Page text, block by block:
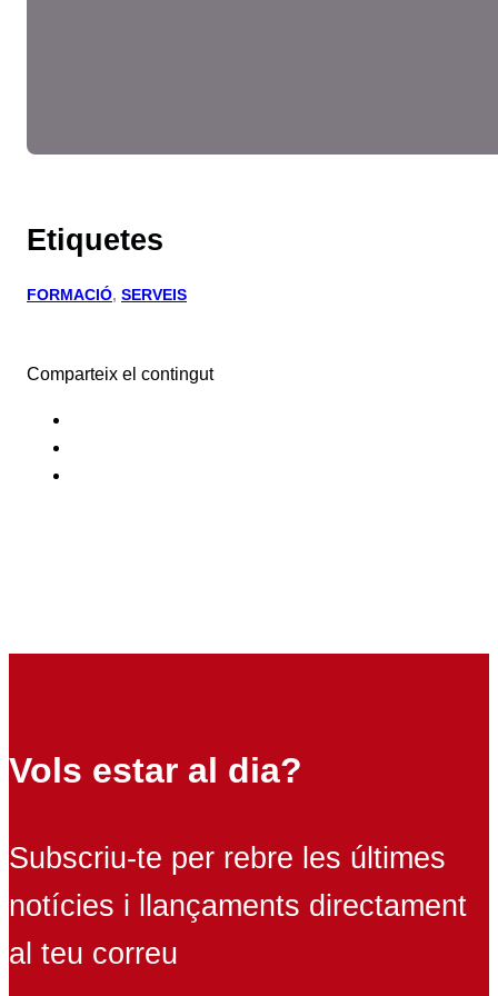
Etiquetes
FORMACIÓ, SERVEIS
Comparteix el contingut
Vols estar al dia?
Subscriu-te per rebre les últimes
notícies i llançaments directament
al teu correu